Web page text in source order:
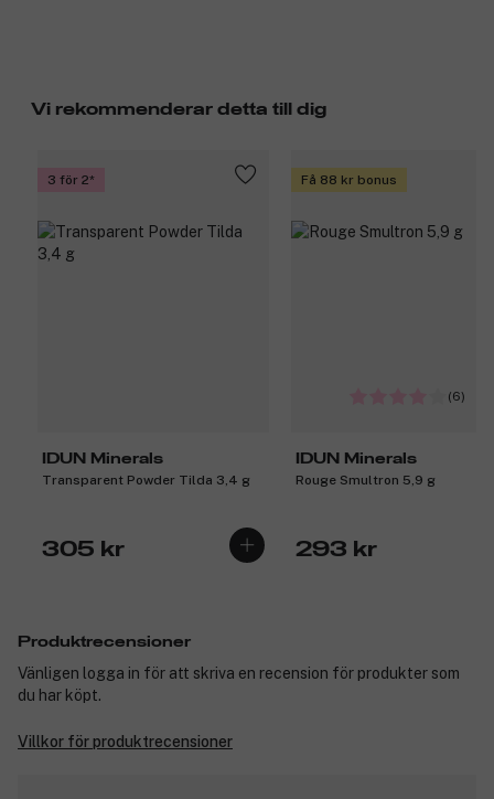
Vi rekommenderar detta till dig
3 för 2
IDUN Minerals
Transparent Powder Tilda 3,4 g
305 kr
Få 88 kr bonus
(6)
IDUN Minerals
Rouge Smultron 5,9 g
293 kr
Produktrecensioner
Vänligen logga in för att skriva en recension för produkter som
du har köpt.
Villkor för produktrecensioner